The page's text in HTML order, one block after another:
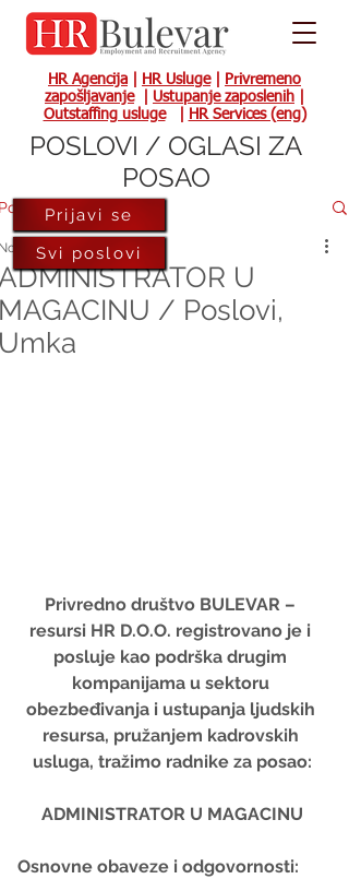
HR Agencija HR Usluge|
Privremeno
zapošljavanje| Ustupanje zaposlenih
Outstaffing usluge| HR Services (eng)
U
/ Poslovi,
23, 2017
Privredno društvo BULEVAR –
resursi HR D.O.O. registrovano je i
posluje kao podrška drugim
kompanijama u sektoru
obezbeđivanja i ustupanja ljudskih
resursa, pružanjem kadrovskih
usluga, tražimo radnike za posao:
ADMINISTRATOR U MAGACINU
Osnovne obaveze i odgovornosti:
Prijavi se
Svi poslovi
POSLOVI / OGLASI ZA
POSAO